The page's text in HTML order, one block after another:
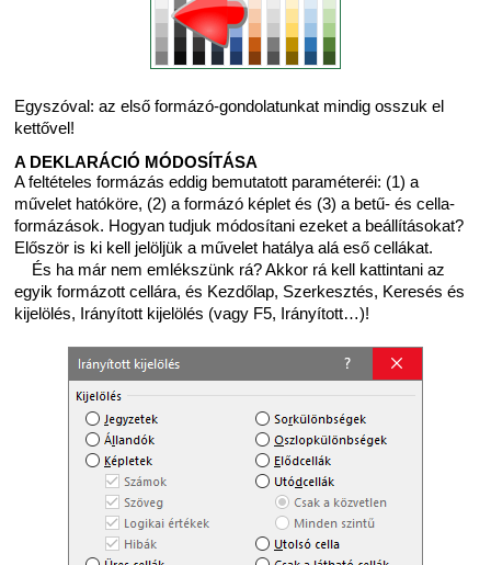
Egyszóval: az első formázó-gondolatunkat mindig osszuk el
kettővel!
A DEKLARÁCIÓ MÓDOSÍTÁSA
A feltételes formázás eddig bemutatott paraméteréi: (1) a
művelet hatóköre, (2) a formázó képlet és (3) a betű- és cella-
formázások. Hogyan tudjuk módosítani ezeket a beállításokat?
Először is ki kell jelöljük a művelet hatálya alá eső cellákat.
És ha már nem emlékszünk rá? Akkor rá kell kattintani az
egyik formázott cellára, és Kezdőlap, Szerkesztés, Keresés és
kijelölés, Irányított kijelölés (vagy F5, Irányított…)!